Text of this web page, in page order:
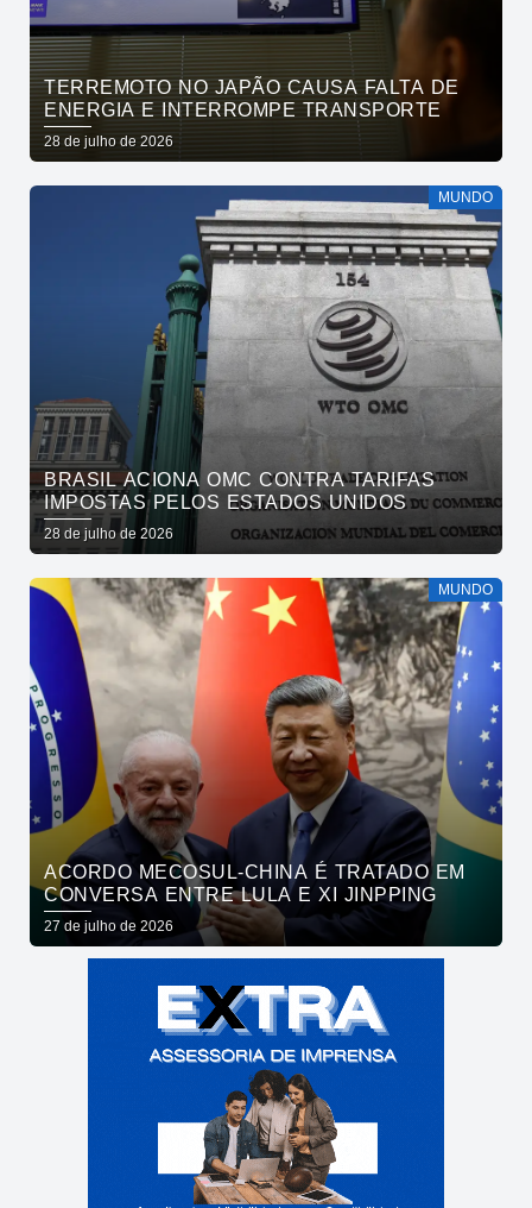
TERREMOTO NO JAPÃO CAUSA FALTA DE
ENERGIA E INTERROMPE TRANSPORTE
28 de julho de 2026
MUNDO
BRASIL ACIONA OMC CONTRA TARIFAS
IMPOSTAS PELOS ESTADOS UNIDOS
28 de julho de 2026
MUNDO
ACORDO MECOSUL-CHINA É TRATADO EM
CONVERSA ENTRE LULA E XI JINPPING
27 de julho de 2026